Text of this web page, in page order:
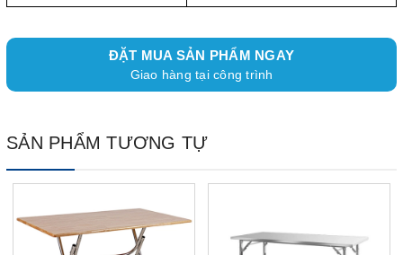
ĐẶT MUA SẢN PHẨM NGAY
Giao hàng tại công trình
SẢN PHẨM TƯƠNG TỰ